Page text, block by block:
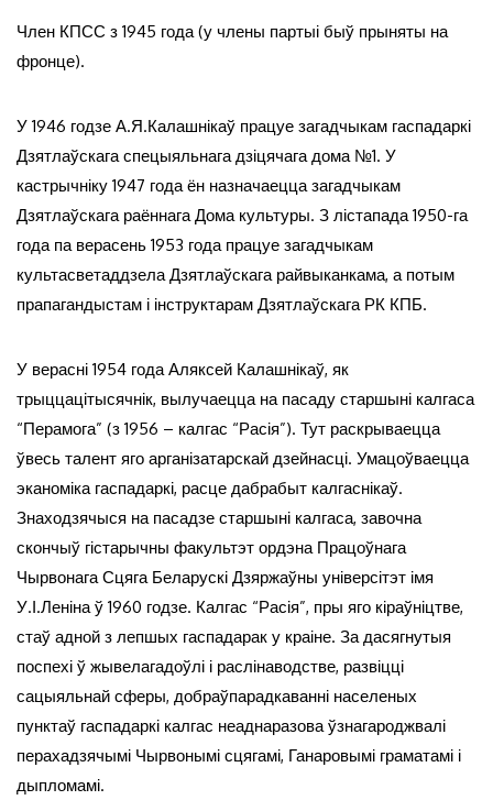
Член КПСС з 1945 года (у члены партыі быў прыняты на
фронце).
У 1946 годзе А.Я.Калашнікаў працуе загадчыкам гаспадаркі
Дзятлаўскага спецыяльнага дзіцячага дома №1. У
кастрычніку 1947 года ён назначаецца загадчыкам
Дзятлаўскага раённага Дома культуры. З лістапада 1950-га
года па верасень 1953 года працуе загадчыкам
культасветаддзела Дзятлаўскага райвыканкама, а потым
прапагандыстам і інструктарам Дзятлаўскага РК КПБ.
У верасні 1954 года Аляксей Калашнікаў, як
трыццацітысячнік, вылучаецца на пасаду старшыні калгаса
“Перамога” (з 1956 – калгас “Расія”). Тут раскрываецца
ўвесь талент яго арганізатарскай дзейнасці. Умацоўваецца
эканоміка гаспадаркі, расце дабрабыт калгаснікаў.
Знаходзячыся на пасадзе старшыні калгаса, завочна
скончыў гістарычны факультэт ордэна Працоўнага
Чырвонага Сцяга Беларускі Дзяржаўны універсітэт імя
У.І.Леніна ў 1960 годзе. Калгас “Расія”, пры яго кіраўніцтве,
стаў адной з лепшых гаспадарак у краіне. За дасягнутыя
поспехі ў жывелагадоўлі і раслінаводстве, развіцці
сацыяльнай сферы, добраўпарадкаванні населеных
пунктаў гаспадаркі калгас неаднаразова ўзнагароджвалі
перахадзячымі Чырвонымі сцягамі, Ганаровымі граматамі і
дыпломамі.